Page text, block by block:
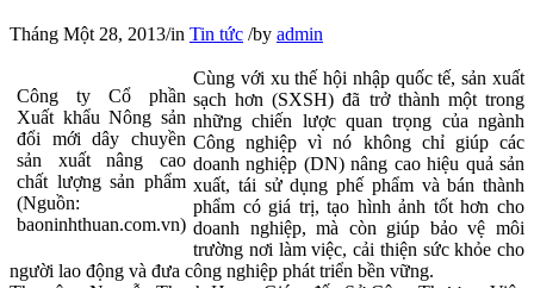
Tháng Một 28, 2013/in Tin tức /by admin
Công ty Cổ phần
Xuất khẩu Nông sản
đổi mới dây chuyền
sản xuất nâng cao
chất lượng sản phẩm
(Nguồn:
baoninhthuan.com.vn)
Cùng với xu thế hội nhập quốc tế, sản xuất
sạch hơn (SXSH) đã trở thành một trong
những chiến lược quan trọng của ngành
Công nghiệp vì nó không chỉ giúp các
doanh nghiệp (DN) nâng cao hiệu quả sản
xuất, tái sử dụng phế phẩm và bán thành
phẩm có giá trị, tạo hình ảnh tốt hơn cho
doanh nghiệp, mà còn giúp bảo vệ môi
trường nơi làm việc, cải thiện sức khỏe cho
người lao động và đưa công nghiệp phát triển bền vững.